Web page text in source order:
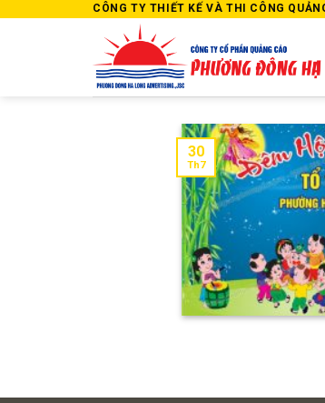
CÔNG TY THIẾT KẾ VÀ THI CÔNG
30
Th7